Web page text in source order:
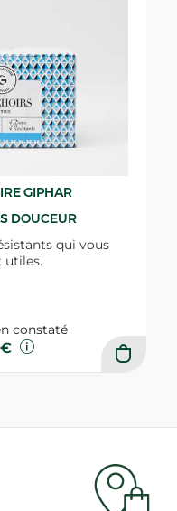
GIPHAR
DOUCEUR
qui vous
utiles.
constaté
€